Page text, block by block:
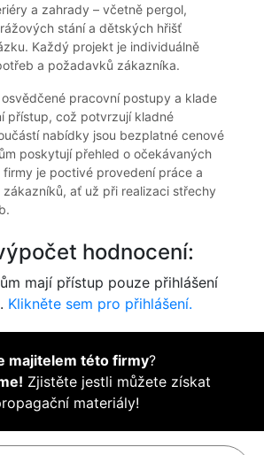
a zahrady – včetně pergol,
stání a dětských hřišť
Každý projekt je individuálně
a požadavků zákazníka.
pracovní postupy a klade
přístup, což potvrzují kladné
nabídky jsou bezplatné cenové
poskytují přehled o očekávaných
firmy je poctivé provedení práce a
ať už při realizaci střechy
hodnocení:
mají přístup pouze přihlášení
Klikněte sem pro přihlášení.
majitelem této firmy?
Zjistěte jestli můžete získat
materiály!